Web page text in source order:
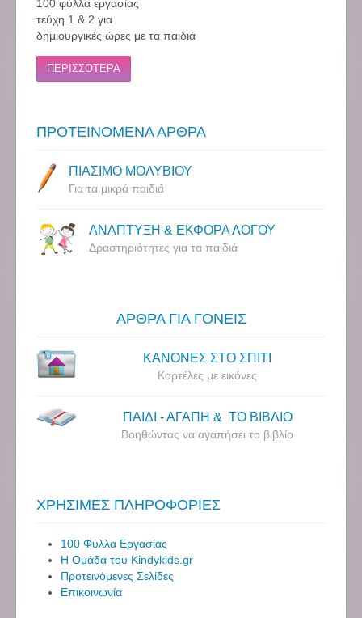
100 φύλλα εργασίας
τεύχη 1 & 2 για
δημιουργικές ώρες με τα παιδιά
ΠΕΡΙΣΣΟΤΕΡΑ
ΠΡΟΤΕΙΝΟΜΕΝΑ ΑΡΘΡΑ
ΠΙΑΣΙΜΟ ΜΟΛΥΒΙΟΥ
Για τα μικρά παιδιά
ΑΝΑΠΤΥΞΗ & ΕΚΦΟΡΑ ΛΟΓΟΥ
Δραστηριότητες για τα παιδιά
ΑΡΘΡΑ ΓΙΑ ΓΟΝΕΙΣ
ΚΑΝΟΝΕΣ ΣΤΟ ΣΠΙΤΙ
Καρτέλες με εικόνες
ΠΑΙΔΙ - ΑΓΑΠΗ & ΤΟ ΒΙΒΛΙΟ
Βοηθώντας να αγαπήσει το βιβλίο
ΧΡΗΣΙΜΕΣ ΠΛΗΡΟΦΟΡΙΕΣ
100 Φύλλα Εργασίας
Η Ομάδα του Kindykids.gr
Προτεινόμενες Σελίδες
Επικοινωνία